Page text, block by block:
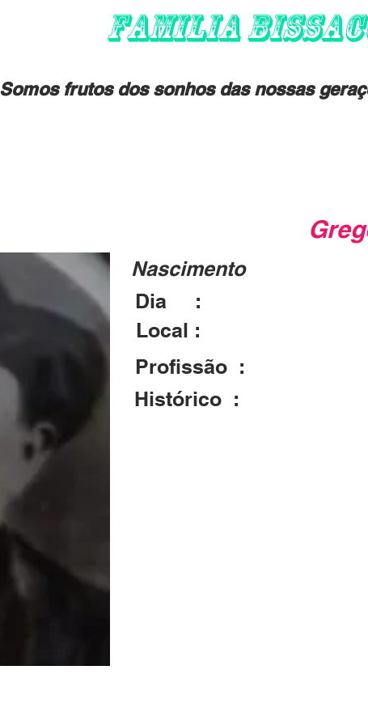
FAMILIA
Somos frutos dos sonhos das nossas
Nascimento
Local :
Dia :
Profissão :
Histórico :